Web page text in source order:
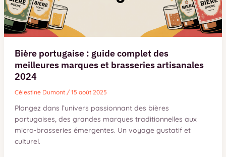
Bière portugaise : guide complet des
meilleures marques et brasseries artisanales
2024
Célestine Dumont / 15 août 2025
Plongez dans l’univers passionnant des bières
portugaises, des grandes marques traditionnelles aux
micro-brasseries émergentes. Un voyage gustatif et
culturel.